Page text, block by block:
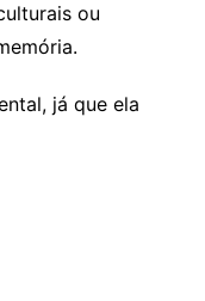
ou
já que ela